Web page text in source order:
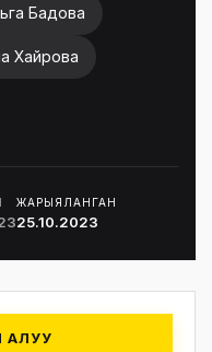
Бадова
Хайрова
ЖАРЫЯЛАНГАН
25.10.2023
АЛУУ